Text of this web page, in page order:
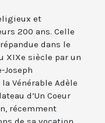
et
200 ans. Celle
dans le
XIXe siècle par un
Joseph
Vénérable Adèle
d’Un Coeur
récemment